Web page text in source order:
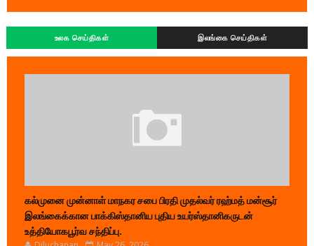
உலக செய்திகள் இலங்கை செய்திகள்
கல்முனை முன்னாள் மாநகர சபை பிரதி முதல்வர் ரஹ்மத் மன்சூர்
இலங்கைக்கான பாக்கிஸ்தானிய புதிய உயர்ஸ்தானிகருடன்
உத்தியோகபூர்வ சந்திப்பு.